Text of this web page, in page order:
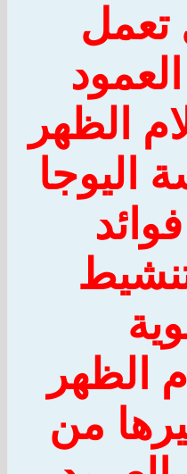
تعمل
الظهر
اليوجا
الظهر
من